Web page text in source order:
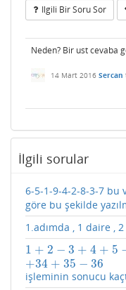
Ilgili Bir Soru Sor
Neden? Bir ust cevaba
14 Mart 2016 Sercan
İlgili sorular
6-5-1-9-4-2-8-3-7 bu
göre bu şekilde
1.adımda , 1 daire ,
1 + 2 − 3 + 4 + 5
+34 + 35 − 36
1 +2− 3 +4 +5 −6 +7 +8 −9 +
işleminin sonucu